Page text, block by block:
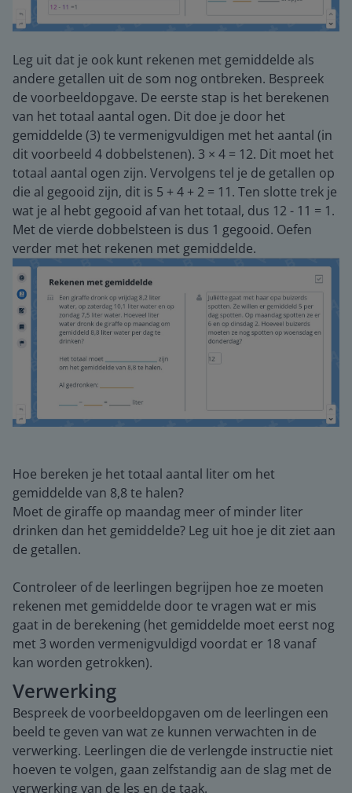
Leg uit dat je ook kunt rekenen met gemiddelde als
andere getallen uit de som nog ontbreken. Bespreek
de voorbeeldopgave. De eerste stap is het berekenen
van het totaal aantal ogen. Dit doe je door het
gemiddelde (3) te vermenigvuldigen met het aantal (in
dit voorbeeld 4 dobbelstenen). 3 × 4 = 12. Dit moet het
totaal aantal ogen zijn. Vervolgens tel je de getallen op
die al gegooid zijn, dit is 5 + 4 + 2 = 11. Ten slotte trek je
wat je al hebt gegooid af van het totaal, dus 12 - 11 = 1.
Met de vierde dobbelsteen is dus 1 gegooid. Oefen
verder met het rekenen met gemiddelde.
Hoe bereken je het totaal aantal liter om het
gemiddelde van 8,8 te halen?
Moet de giraffe op maandag meer of minder liter
drinken dan het gemiddelde? Leg uit hoe je dit ziet aan
de getallen.
Controleer of de leerlingen begrijpen hoe ze moeten
rekenen met gemiddelde door te vragen wat er mis
gaat in de berekening (het gemiddelde moet eerst nog
met 3 worden vermenigvuldigd voordat er 18 vanaf
kan worden getrokken).
Verwerking
Bespreek de voorbeeldopgaven om de leerlingen een
beeld te geven van wat ze kunnen verwachten in de
verwerking. Leerlingen die de verlengde instructie niet
hoeven te volgen, gaan zelfstandig aan de slag met de
verwerking van de les en de taak.